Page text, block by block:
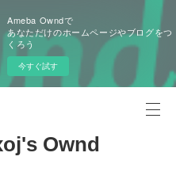
Ameba Owndで
あなただけのホームページやブログをつ
くろう
今すぐ試す
Ownd